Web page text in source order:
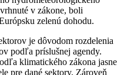
v zákone, boli
zelenú dohodu.
je dôvodom rozdelenia
podľa príslušnej agendy.
klimatického zákona jasne
pre dané sektory. Zároveň